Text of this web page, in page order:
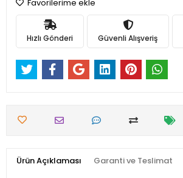
Favorilerime ekle
Hızlı Gönderi Güvenli Alışveriş
Ürün Açıklaması Garanti ve Teslimat